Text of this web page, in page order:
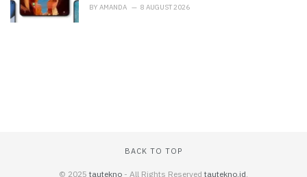
BY AMANDA 8 AUGUST 2026
BACK TO TOP
© 2025 tautekno - All Rights Reserved tautekno.id.